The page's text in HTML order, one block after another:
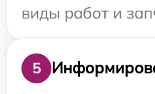
виды работ и
5